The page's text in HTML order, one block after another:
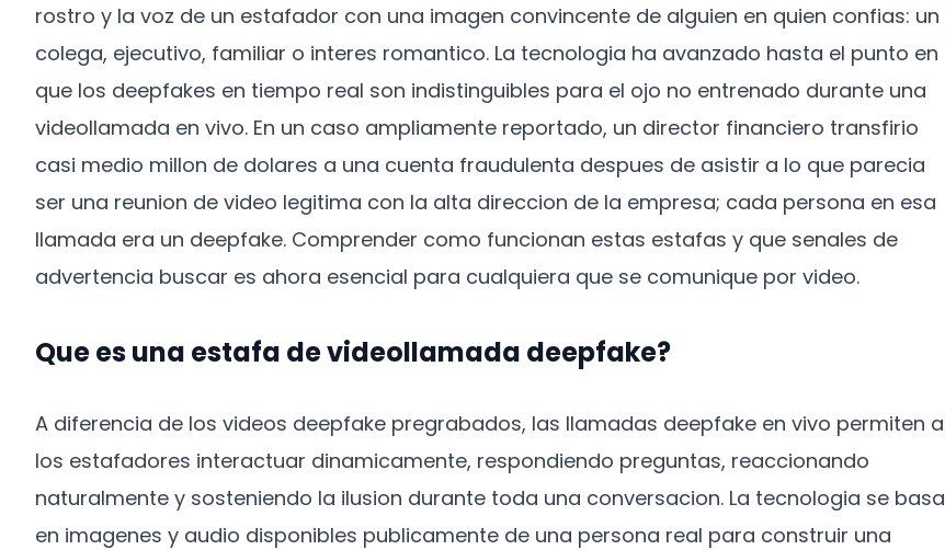
rostro y la voz de un estafador con una imagen convincente de alguien en quien confias: un
colega, ejecutivo, familiar o interes romantico. La tecnologia ha avanzado hasta el punto en
que los deepfakes en tiempo real son indistinguibles para el ojo no entrenado durante una
videollamada en vivo. En un caso ampliamente reportado, un director financiero transfirio
casi medio millon de dolares a una cuenta fraudulenta despues de asistir a lo que parecia
ser una reunion de video legitima con la alta direccion de la empresa; cada persona en esa
llamada era un deepfake. Comprender como funcionan estas estafas y que senales de
advertencia buscar es ahora esencial para cualquiera que se comunique por video.
Que es una estafa de videollamada deepfake?
A diferencia de los videos deepfake pregrabados, las llamadas deepfake en vivo permiten a
los estafadores interactuar dinamicamente, respondiendo preguntas, reaccionando
naturalmente y sosteniendo la ilusion durante toda una conversacion. La tecnologia se basa
en imagenes y audio disponibles publicamente de una persona real para construir una